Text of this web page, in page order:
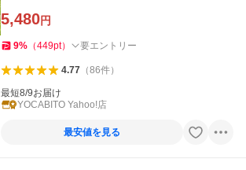
5,480円
9% （449pt） 要エントリー
4.77（86件）
最短8/9お届け
YOCABITO Yahoo!店
最安値を見る